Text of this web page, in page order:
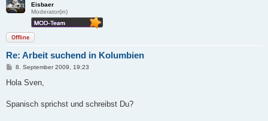
Eisbaer
Moderator(in)
Offline
Re: Arbeit suchend in Kolumbien
B
i
a
8. September 2009, 19:23
Hola Sven,
Spanisch sprichst und schreibst Du?